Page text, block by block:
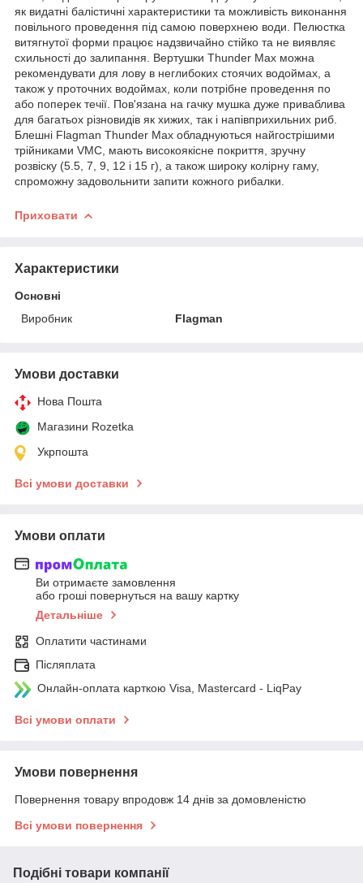
як видатні балістичні характеристики та можливість виконання
повільного проведення під самою поверхнею води. Пелюстка
витягнутої форми працює надзвичайно стійко та не виявляє
схильності до залипання. Вертушки Thunder Max можна
рекомендувати для лову в неглибоких стоячих водоймах, а
також у проточних водоймах, коли потрібне проведення по
або поперек течії. Пов'язана на гачку мушка дуже приваблива
для багатьох різновидів як хижих, так і напівприхильних риб.
Блешні Flagman Thunder Max обладнуються найгострішими
трійниками VMC, мають високоякісне покриття, зручну
розвіску (5.5, 7, 9, 12 і 15 г), а також широку колірну гаму,
спроможну задовольнити запити кожного рибалки.
Приховати
Характеристики
Основні
Виробник
Flagman
Умови доставки
Нова Пошта
Магазини Rozetka
Укрпошта
Всі умови доставки
Умови оплати
Ви отримаєте замовлення
або гроші повернуться на вашу картку
Детальніше
Оплатити частинами
Післяплата
Онлайн-оплата карткою Visa, Mastercard - LiqPay
Всі умови оплати
Умови повернення
Повернення товару впродовж 14 днів за домовленістю
Всі умови повернення
Подібні товари компанії